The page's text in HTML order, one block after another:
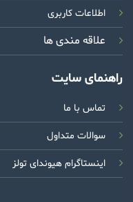
اطلاعات کاربری
علاقه مندی ها
راهنمای سایت
تماس با ما
سوالات متداول
اینستاگرام هیوندای تولز